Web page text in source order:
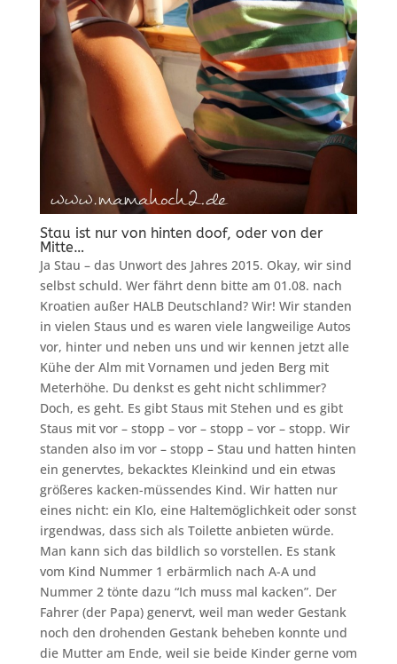
Stau ist nur von hinten doof, oder von der
Mitte…
Ja Stau – das Unwort des Jahres 2015. Okay, wir sind
selbst schuld. Wer fährt denn bitte am 01.08. nach
Kroatien außer HALB Deutschland? Wir! Wir standen
in vielen Staus und es waren viele langweilige Autos
vor, hinter und neben uns und wir kennen jetzt alle
Kühe der Alm mit Vornamen und jeden Berg mit
Meterhöhe. Du denkst es geht nicht schlimmer?
Doch, es geht. Es gibt Staus mit Stehen und es gibt
Staus mit vor – stopp – vor – stopp – vor – stopp. Wir
standen also im vor – stopp – Stau und hatten hinten
ein genervtes, bekacktes Kleinkind und ein etwas
größeres kacken-müssendes Kind. Wir hatten nur
eines nicht: ein Klo, eine Haltemöglichkeit oder sonst
irgendwas, dass sich als Toilette anbieten würde.
Man kann sich das bildlich so vorstellen. Es stank
vom Kind Nummer 1 erbärmlich nach A-A und
Nummer 2 tönte dazu “Ich muss mal kacken”. Der
Fahrer (der Papa) genervt, weil man weder Gestank
noch den drohenden Gestank beheben konnte und
die Mutter am Ende, weil sie beide Kinder gerne vom